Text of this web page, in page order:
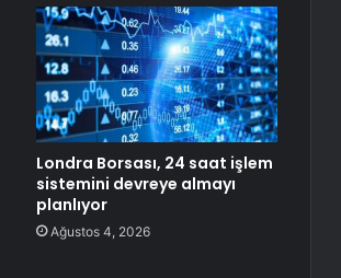
Londra Borsası, 24 saat işlem
sistemini devreye almayı
planlıyor
Ağustos 4, 2026